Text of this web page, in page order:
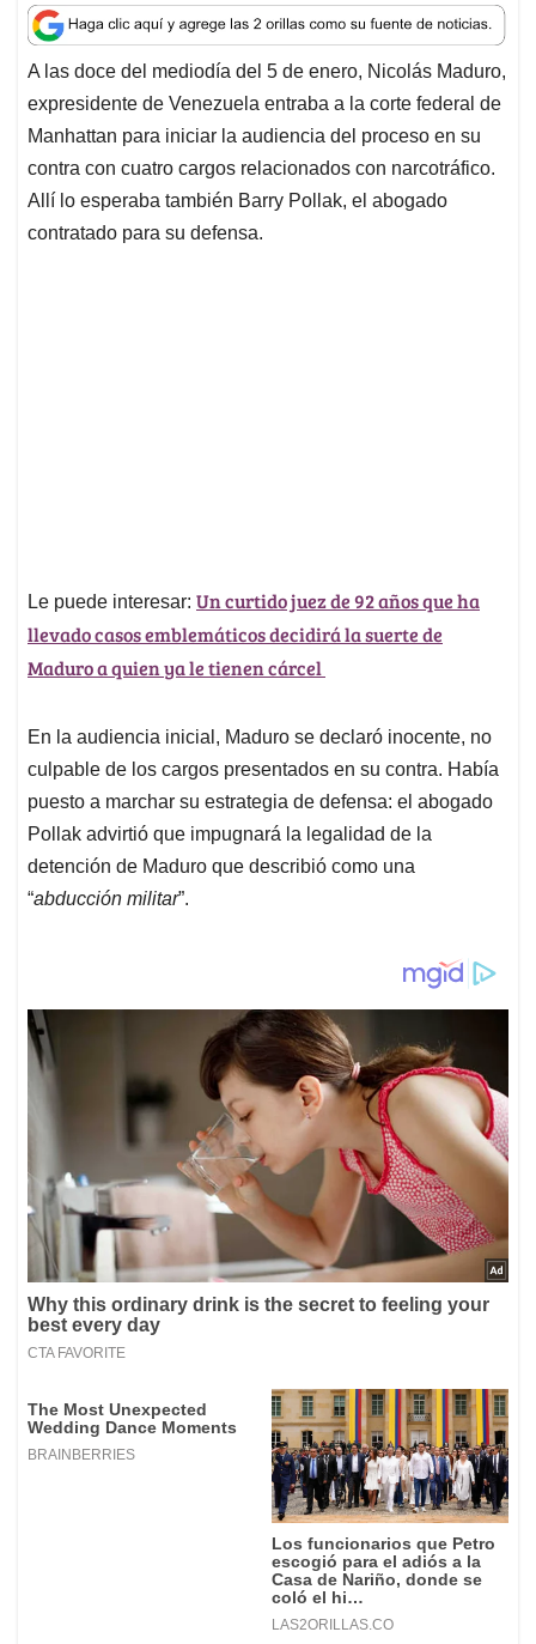
a
t
s
A
p
p
c
e
b
o
o
k
n
k
e
d
I
n
a
i
l
r
e
a
d
s
A las doce del mediodía del 5 de enero, Nicolás Maduro,
expresidente de Venezuela entraba a la corte federal de
Manhattan para iniciar la audiencia del proceso en su
contra con cuatro cargos relacionados con narcotráfico.
Allí lo esperaba también Barry Pollak, el abogado
contratado para su defensa.
Le puede interesar: Un curtido juez de 92 años que ha
llevado casos emblemáticos decidirá la suerte de
Maduro a quien ya le tienen cárcel
En la audiencia inicial, Maduro se declaró inocente, no
culpable de los cargos presentados en su contra. Había
puesto a marchar su estrategia de defensa: el abogado
Pollak advirtió que impugnará la legalidad de la
detención de Maduro que describió como una
“abducción militar”.